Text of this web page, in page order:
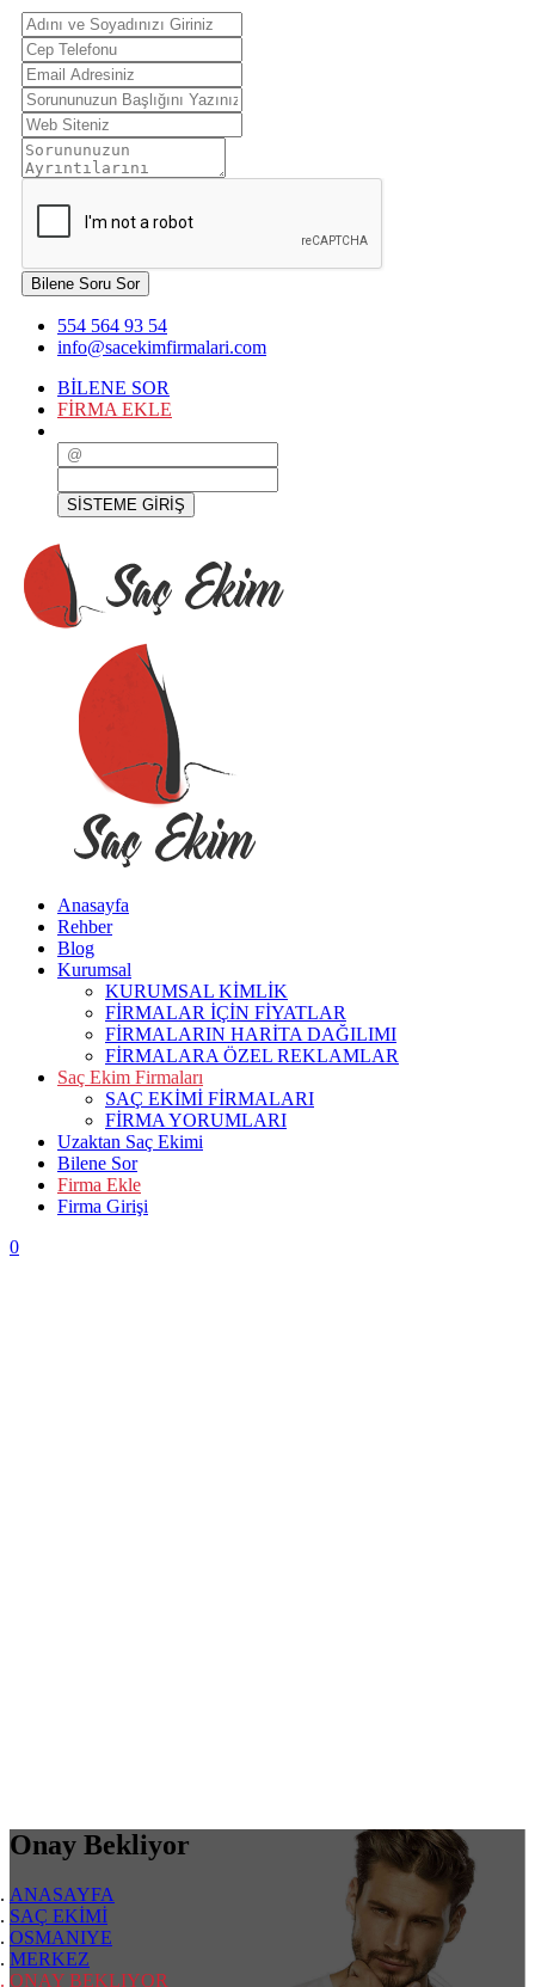
Bilene Soru Sor
554 564 93 54
info@sacekimfirmalari.com
BİLENE SOR
FİRMA EKLE
SİSTEME GİRİŞ
Anasayfa
Rehber
Blog
Kurumsal
KURUMSAL KİMLİK
FİRMALAR İÇİN FİYATLAR
FİRMALARIN HARİTA DAĞILIMI
FİRMALARA ÖZEL REKLAMLAR
Saç Ekim Firmaları
SAÇ EKİMİ FİRMALARI
FİRMA YORUMLARI
Uzaktan Saç Ekimi
Bilene Sor
Firma Ekle
Firma Girişi
0
Onay Bekliyor
ANASAYFA
SAÇ EKİMİ
OSMANIYE
MERKEZ
ONAY BEKLIYOR